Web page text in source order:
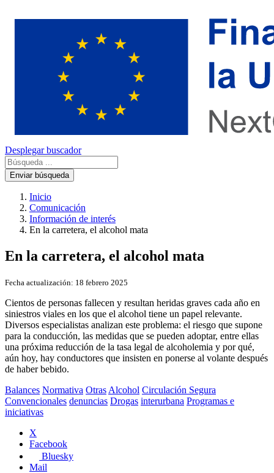
Desplegar buscador
Enviar búsqueda
Inicio
Comunicación
Información de interés
En la carretera, el alcohol mata
En la carretera, el alcohol mata
Fecha actualización: 18 febrero 2025
Cientos de personas fallecen y resultan heridas graves cada año en
siniestros viales en los que el alcohol tiene un papel relevante.
Diversos especialistas analizan este problema: el riesgo que supone
para la conducción, las medidas que se pueden adoptar, entre ellas
una próxima reducción de la tasa legal de alcoholemia y por qué,
aún hoy, hay conductores que insisten en ponerse al volante después
de haber bebido.
Balances Normativa Otras Alcohol Circulación Segura
Convencionales denuncias Drogas interurbana Programas e
iniciativas
X
Facebook
Bluesky
Mail